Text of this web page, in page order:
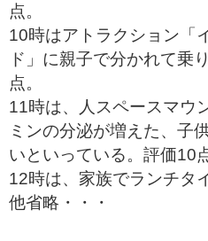
点。
10時はアトラクション「
ド」に親子で分かれて乗
点。
11時は、人スペースマウ
ミンの分泌が増えた、子
いといっている。評価10点
12時は、家族でランチタ
他省略・・・